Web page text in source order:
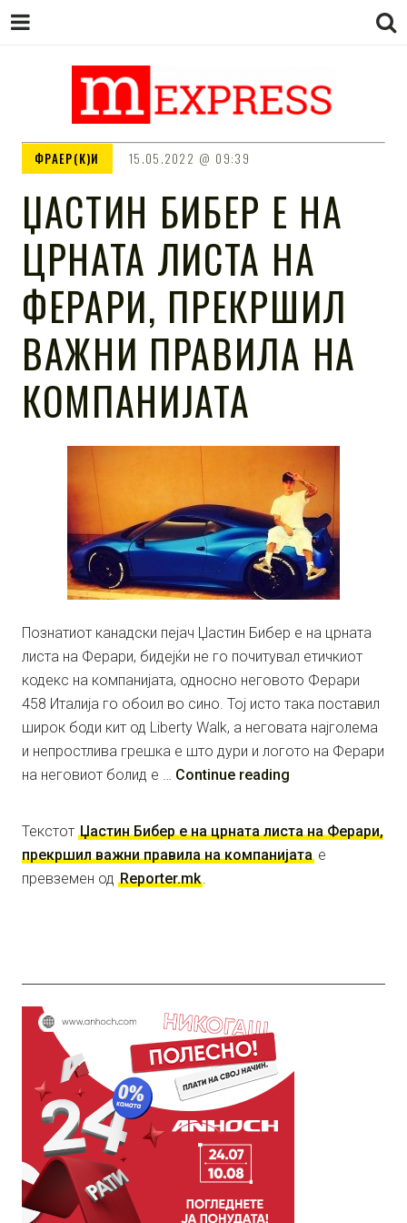
M EXPRESS
ФРАЕР(К)И 15.05.2022 09:39
ЏАСТИН БИБЕР Е НА
ЦРНАТА ЛИСТА НА
ФЕРАРИ, ПРЕКРШИЛ
ВАЖНИ ПРАВИЛА НА
КОМПАНИЈАТА
Познатиот канадски пејач Џастин Бибер е на црната
листа на Ферари, бидејќи не го почитувал етичкиот
кодекс на компанијата, односно неговото Ферари
458 Италија го обоил во сино. Тој исто така поставил
широк боди кит од Liberty Walk, а неговата најголема
и непростлива грешка е што дури и логото на Ферари
на неговиот болид е … Continue reading
Текстот Џастин Бибер е на црната листа на Ферари,
прекршил важни правила на компанијата е
превземен од Reporter.mk.